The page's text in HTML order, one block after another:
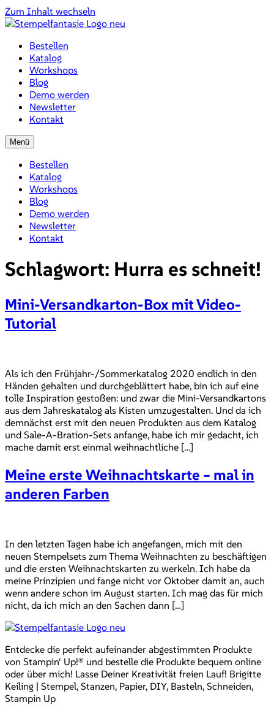
Zum Inhalt wechseln
Bestellen
Katalog
Workshops
Blog
Demo werden
Newsletter
Kontakt
Menü
Bestellen
Katalog
Workshops
Blog
Demo werden
Newsletter
Kontakt
Schlagwort: Hurra es schneit!
Mini-Versandkarton-Box mit Video-
Tutorial
Als ich den Frühjahr-/Sommerkatalog 2020 endlich in den
Händen gehalten und durchgeblättert habe, bin ich auf eine
tolle Inspiration gestoßen: und zwar die Mini-Versandkartons
aus dem Jahreskatalog als Kisten umzugestalten. Und da ich
demnächst erst mit den neuen Produkten aus dem Katalog
und Sale-A-Bration-Sets anfange, habe ich mir gedacht, ich
mache damit erst einmal weihnachtliche […]
Meine erste Weihnachtskarte – mal in
anderen Farben
In den letzten Tagen habe ich angefangen, mich mit den
neuen Stempelsets zum Thema Weihnachten zu beschäftigen
und die ersten Weihnachtskarten zu werkeln. Ich habe da
meine Prinzipien und fange nicht vor Oktober damit an, auch
wenn andere schon im August starten. Ich mag das für mich
nicht, da ich mich an den Sachen dann […]
Entdecke die perfekt aufeinander abgestimmten Produkte
von Stampin‘ Up!® und bestelle die Produkte bequem online
oder über mich! Lasse Deiner Kreativität freien Lauf! Brigitte
Keiling | Stempel, Stanzen, Papier, DIY, Basteln, Schneiden,
Stampin Up